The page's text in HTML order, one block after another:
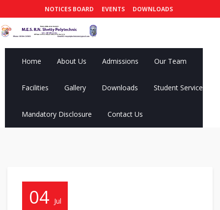
NOTICES BOARD EVENTS DOWNLOADS
Home About Us Admissions Our Team
Facilities Gallery Downloads Student Services
Mandatory Disclosure Contact Us
04 Jul